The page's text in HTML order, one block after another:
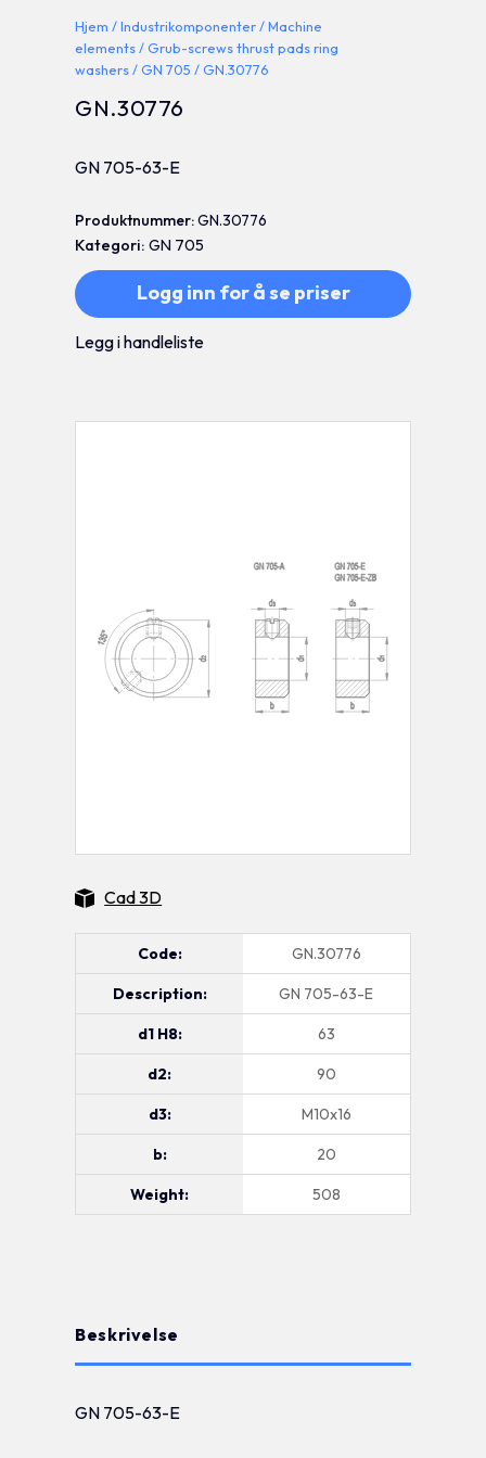
Hjem /Industrikomponenter/Machine
elements/Grub-screws thrust pads ring
washers/GN 705 / GN.30776
GN.30776
GN 705-63-E
Produktnummer:GN.30776
Kategori:GN 705
Logg inn for å se priser
Legg i handleliste
Code: GN.30776
Description: GN 705-63-E
d1 H8: 63
d2: 90
d3: M10x16
b: 20
Weight: 508
Cad 3D
Beskrivelse
GN 705-63-E